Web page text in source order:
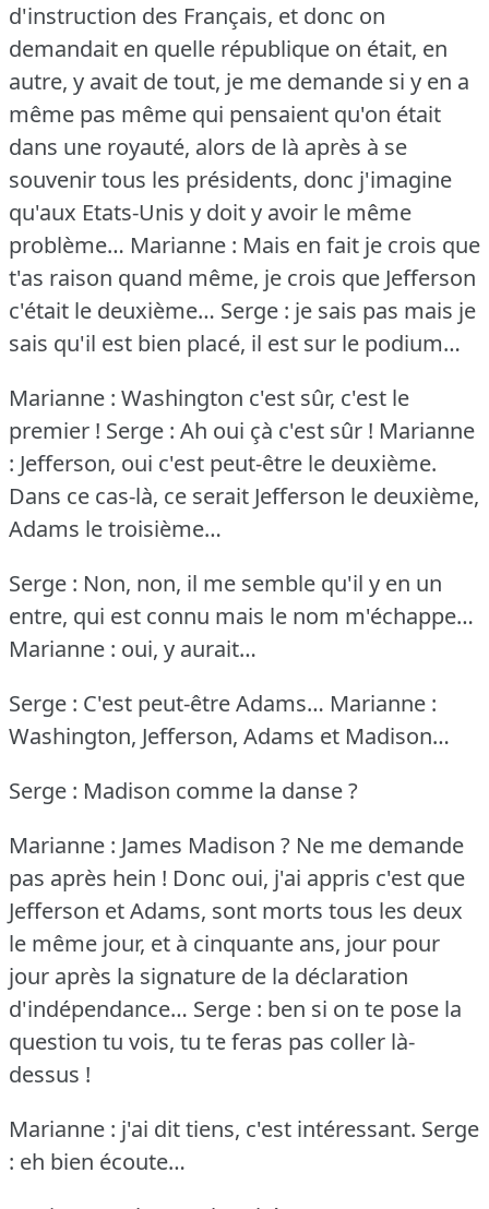
d'instruction des Français, et donc on
demandait en quelle république on était, en
autre, y avait de tout, je me demande si y en a
même pas même qui pensaient qu'on était
dans une royauté, alors de là après à se
souvenir tous les présidents, donc j'imagine
qu'aux Etats-Unis y doit y avoir le même
problème… Marianne : Mais en fait je crois que
t'as raison quand même, je crois que Jefferson
c'était le deuxième… Serge : je sais pas mais je
sais qu'il est bien placé, il est sur le podium…
Marianne : Washington c'est sûr, c'est le
premier ! Serge : Ah oui çà c'est sûr ! Marianne
: Jefferson, oui c'est peut-être le deuxième.
Dans ce cas-là, ce serait Jefferson le deuxième,
Adams le troisième…
Serge : Non, non, il me semble qu'il y en un
entre, qui est connu mais le nom m'échappe…
Marianne : oui, y aurait…
Serge : C'est peut-être Adams… Marianne :
Washington, Jefferson, Adams et Madison…
Serge : Madison comme la danse ?
Marianne : James Madison ? Ne me demande
pas après hein ! Donc oui, j'ai appris c'est que
Jefferson et Adams, sont morts tous les deux
le même jour, et à cinquante ans, jour pour
jour après la signature de la déclaration
d'indépendance… Serge : ben si on te pose la
question tu vois, tu te feras pas coller là-
dessus !
Marianne : j'ai dit tiens, c'est intéressant. Serge
: eh bien écoute…